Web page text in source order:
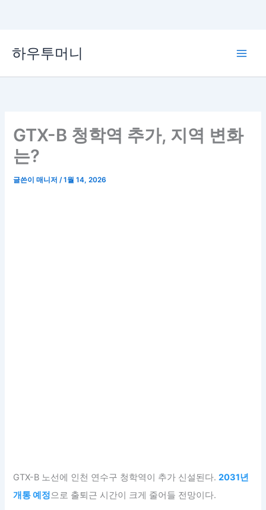
로
하우투머니
GTX-B 청학역 추가, 지역 변화
는?
글쓴이매니저/1월 14, 2026
GTX-B 노선에 인천 연수구 청학역이 추가 신설된다.2031년
개통 예정으로 출퇴근 시간이 크게 줄어들 전망이다.